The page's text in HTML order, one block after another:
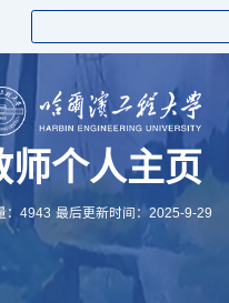
科学研究
师个人主页
4943 最后更新时间： 2025-9-29